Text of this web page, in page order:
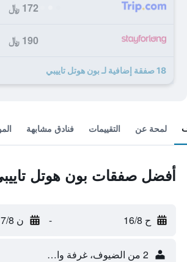
172 ﷼
190 ﷼
18 صفقة إضافية لـ بون هوتل تاييبي
لمحة عن التقييمات فنادق مشابهة
أفضل صفقات بون هوتل
ح 16/8 - ن 17/8
2 من الضيوف، غرفة واحدة